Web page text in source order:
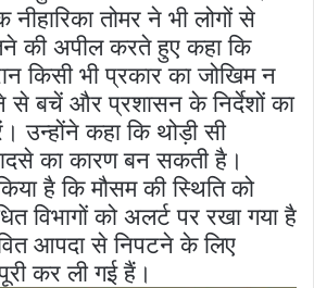
नीहारिका तोमर ने भी लोगों से
की अपील करते हुए कहा कि
किसी भी प्रकार का जोखिम न
से बचें और प्रशासन के निर्देशों का
उन्होंने कहा कि थोड़ी सी
का कारण बन सकती है।
है कि मौसम की स्थिति को
विभागों को अलर्ट पर रखा गया है
आपदा से निपटने के लिए
कर ली गई हैं।